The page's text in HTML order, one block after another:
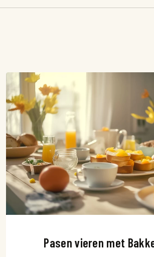
Pasen vieren met